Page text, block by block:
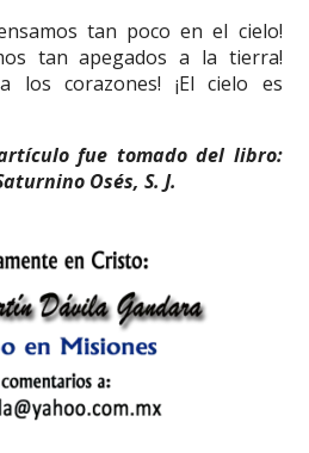
tan poco en el cielo!
tan apegados a la tierra!
los corazones! ¡El cielo es
fue tomado del libro:
Osés, S. J.